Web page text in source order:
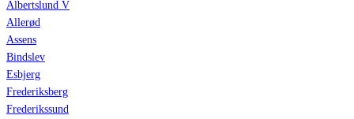
Albertslund V
Allerød
Assens
Bindslev
Esbjerg
Frederiksberg
Frederikssund